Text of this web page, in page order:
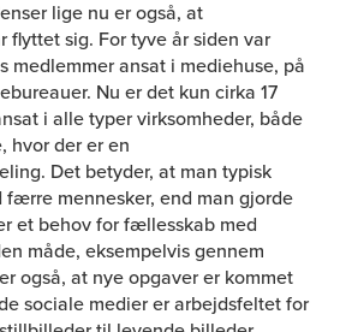
lige nu er også, at
flyttet sig. For tyve år siden var
medlemmer ansat i mediehuse, på
Nu er det kun cirka 17
i alle typer virksomheder, både
hvor der er en
Det betyder, at man typisk
færre mennesker, end man gjorde
et behov for fællesskab med
måde, eksempelvis gennem
også, at nye opgaver er kommet
sociale medier er arbejdsfeltet for